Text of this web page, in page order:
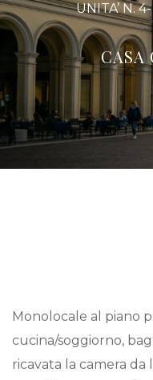
UNITA’ N.
CASA
Monolocale al piano
cucina/soggiorno,
ricavata la camera